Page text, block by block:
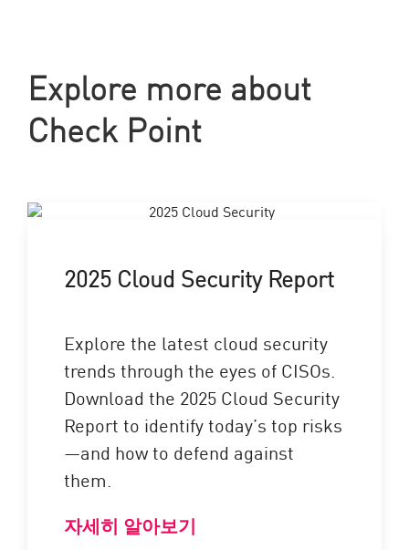
Explore more about
Check Point
2025 Cloud Security Report
Explore the latest cloud security
trends through the eyes of CISOs.
Download the 2025 Cloud Security
Report to identify today’s top risks
—and how to defend against
them.
자세히 알아보기